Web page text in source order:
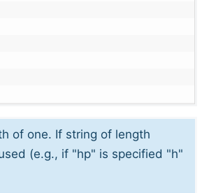
of one. If string of length
(e.g., if "hp" is specified "h"